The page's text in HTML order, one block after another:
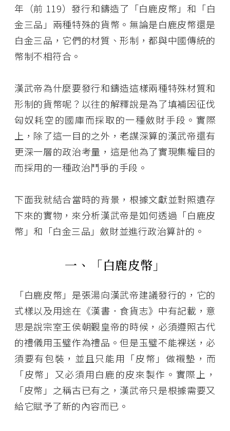
年（前 119）發行和鑄造了「白鹿皮幣」和「白
金三品」兩種特殊的貨幣。無論是白鹿皮幣還是
白金三品，它們的材質、形制，都與中國傳統的
幣制不相符合。
漢武帝為什麼要發行和鑄造這樣兩種特殊材質和
形制的貨幣呢？以往的解釋說是為了填補因征伐
匈奴耗空的國庫而採取的一種斂財手段。實際
上，除了這一目的之外，老謀深算的漢武帝還有
更深一層的政治考量，這是他為了實現集權目的
而採用的一種政治鬥爭的手段。
下面我就結合當時的背景，根據文獻並對照遺存
下來的實物，來分析漢武帝是如何透過「白鹿皮
幣」和「白金三品」斂財並進行政治算計的。
一、「白鹿皮幣」
「白鹿皮幣」是張湯向漢武帝建議發行的，它的
式樣以及用途在《漢書．食貨志》中有記載，意
思是說宗室王侯朝覲皇帝的時候，必須遵照古代
的禮儀用玉璧作為禮品。但是玉璧不能裸送，必
須要有包裝，並且只能用「皮幣」做襯墊，而
「皮幣」又必須用白鹿的皮來製作。實際上，
「皮幣」之稱古已有之，漢武帝只是根據需要又
給它賦予了新的內容而已。